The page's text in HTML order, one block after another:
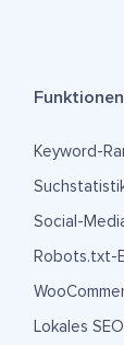
Funktionen
Keyword-
Social-
Robots.txt-
Lokales SEO